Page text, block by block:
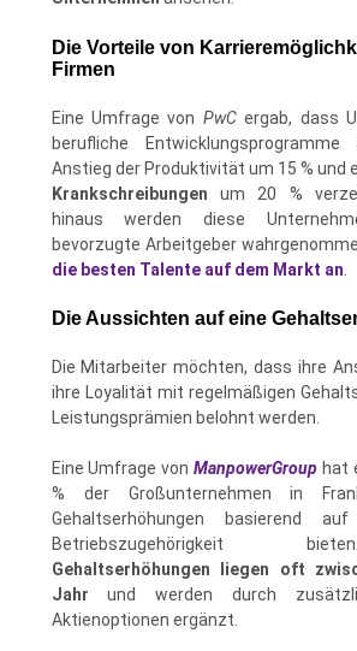
Die Vorteile von
Firmen
Eine Umfrage von PwCergab, dass
berufliche Entwicklungsprogramme
Anstieg der Produktivität um 15 % und
Krankschreibungen um 20 %
hinaus werden diese
bevorzugte Arbeitgeber
die besten Talente auf dem Markt an
Die Aussichten auf eine
Die Mitarbeiter möchten, dass ihre
ihre Loyalität mit regelmäßigen
Leistungsprämien belohnt werden.
Eine Umfrage vonManpowerGroup hat
% der Großunternehmen in
Gehaltserhöhungen basierend
Betriebszugehörigkeit
Gehaltserhöhungen liegen oft
Jahr und werden durch
Aktienoptionen ergänzt​​​​.